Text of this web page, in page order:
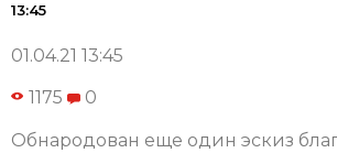
13:45
01.04.21 13:45
1175 0
Обнародован еще один эскиз